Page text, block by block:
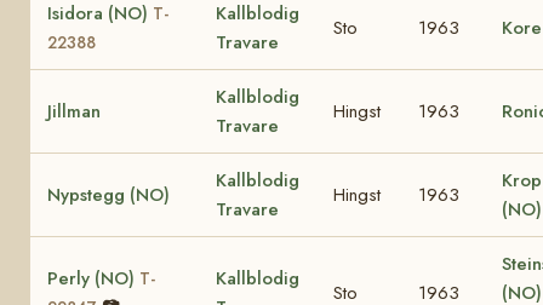
Isidora (NO) T-
22388
Kallblodig
Travare
Sto 1963
Jillman
Kallblodig
Travare
Hingst 1963
Nypstegg (NO)
Kallblodig
Travare
Hingst 1963
Perly (NO) T-
Kallblodig
Sto 1963